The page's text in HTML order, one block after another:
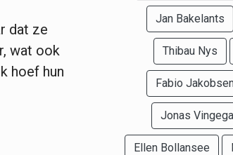
dat ze
wat ook
hoef hun
Jan Bakelants
Thibau Nys
Fabio
Jonas
Ellen Bollansee